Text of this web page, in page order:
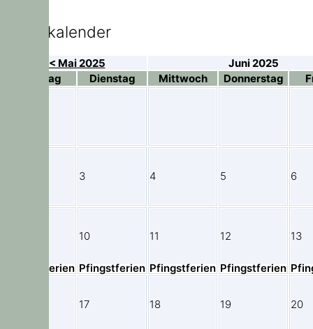
Elternkalender
< Mai 2025
Juni 2025
Montag
Dienstag Mittwoch Donnerstag
3 4 5 6
Pfingstferien
10
Pfingstferien
11
Pfingstferien
12
Pfingstferien
13
17 18 19 20